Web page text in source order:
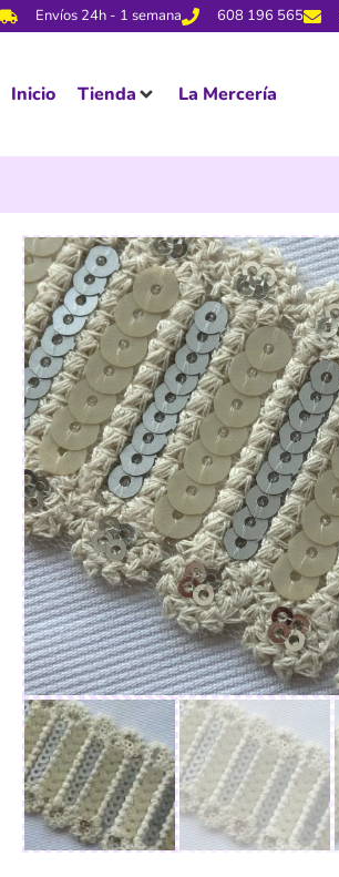
Envíos 24h - 1 semana 608 196 565
Inicio Tienda La Mercería